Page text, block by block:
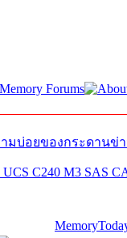
มบ่อยของกระดานข่
UCS C240 M3 SAS